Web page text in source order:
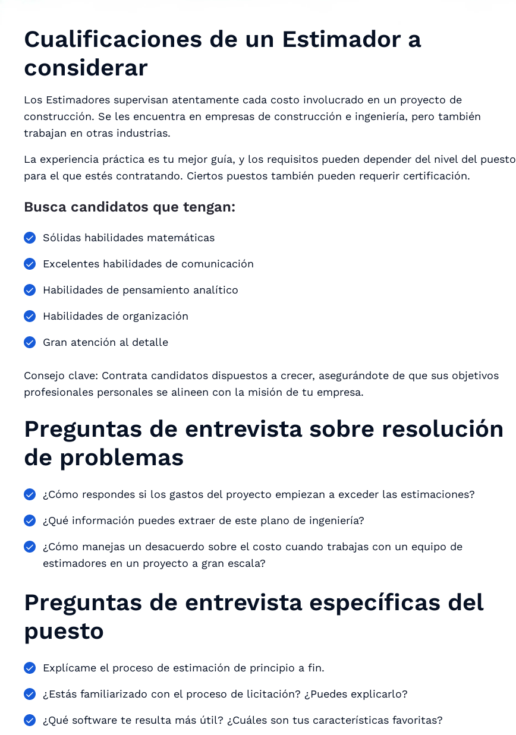
Cualificaciones de un Estimador a
considerar
Los Estimadores supervisan atentamente cada costo involucrado en un proyecto de
construcción. Se les encuentra en empresas de construcción e ingeniería, pero también
trabajan en otras industrias.
La experiencia práctica es tu mejor guía, y los requisitos pueden depender del nivel del puesto
para el que estés contratando. Ciertos puestos también pueden requerir certificación.
Busca candidatos que tengan:
Sólidas habilidades matemáticas
Excelentes habilidades de comunicación
Habilidades de pensamiento analítico
Habilidades de organización
Gran atención al detalle
Consejo clave: Contrata candidatos dispuestos a crecer, asegurándote de que sus objetivos
profesionales personales se alineen con la misión de tu empresa.
Preguntas de entrevista sobre resolución
de problemas
¿Cómo respondes si los gastos del proyecto empiezan a exceder las estimaciones?
¿Qué información puedes extraer de este plano de ingeniería?
¿Cómo manejas un desacuerdo sobre el costo cuando trabajas con un equipo de
estimadores en un proyecto a gran escala?
Preguntas de entrevista específicas del
puesto
Explícame el proceso de estimación de principio a fin.
¿Estás familiarizado con el proceso de licitación? ¿Puedes explicarlo?
¿Qué software te resulta más útil? ¿Cuáles son tus características favoritas?